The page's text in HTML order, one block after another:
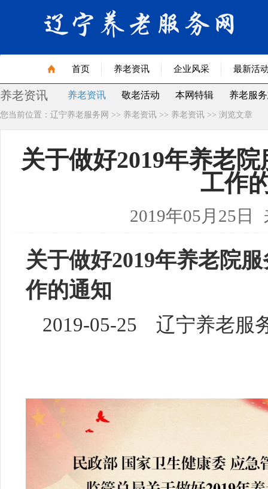
首页 养老资讯 企业风采 最新活
养老资讯 养老资讯 敬老活动 本网特辑 养老服
健康食品 老年艺术 老年书籍 老年用品
专题首页
您当前位置： 辽宁养老服务网 >> 养老资讯 >> 养老资讯 >> 浏览文章
关于做好2019年养老
工作
2019年05月25日
关于做好2019年养老院
作的通知
2019-05-25 辽宁养老服